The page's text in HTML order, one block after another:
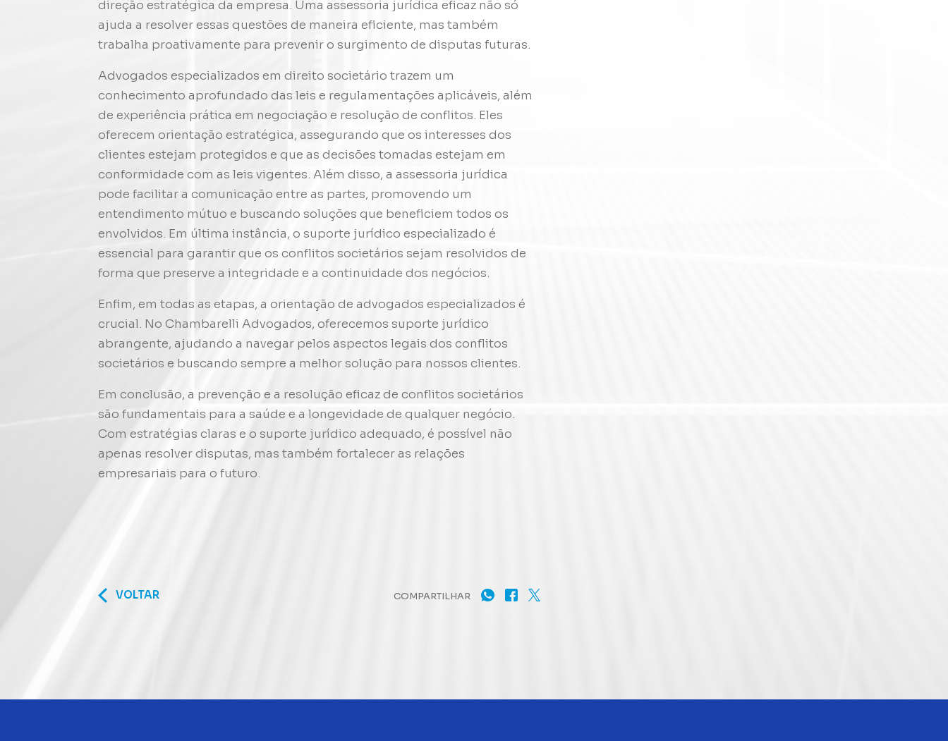
direção estratégica da empresa. Uma assessoria jurídica eficaz não só
ajuda a resolver essas questões de maneira eficiente, mas também
trabalha proativamente para prevenir o surgimento de disputas futuras.
Advogados especializados em direito societário trazem um
conhecimento aprofundado das leis e regulamentações aplicáveis, além
de experiência prática em negociação e resolução de conflitos. Eles
oferecem orientação estratégica, assegurando que os interesses dos
clientes estejam protegidos e que as decisões tomadas estejam em
conformidade com as leis vigentes. Além disso, a assessoria jurídica
pode facilitar a comunicação entre as partes, promovendo um
entendimento mútuo e buscando soluções que beneficiem todos os
envolvidos. Em última instância, o suporte jurídico especializado é
essencial para garantir que os conflitos societários sejam resolvidos de
forma que preserve a integridade e a continuidade dos negócios.
Enfim, em todas as etapas, a orientação de advogados especializados é
crucial. No Chambarelli Advogados, oferecemos suporte jurídico
abrangente, ajudando a navegar pelos aspectos legais dos conflitos
societários e buscando sempre a melhor solução para nossos clientes.
Em conclusão, a prevenção e a resolução eficaz de conflitos societários
são fundamentais para a saúde e a longevidade de qualquer negócio.
Com estratégias claras e o suporte jurídico adequado, é possível não
apenas resolver disputas, mas também fortalecer as relações
empresariais para o futuro.
VOLTAR COMPARTILHAR